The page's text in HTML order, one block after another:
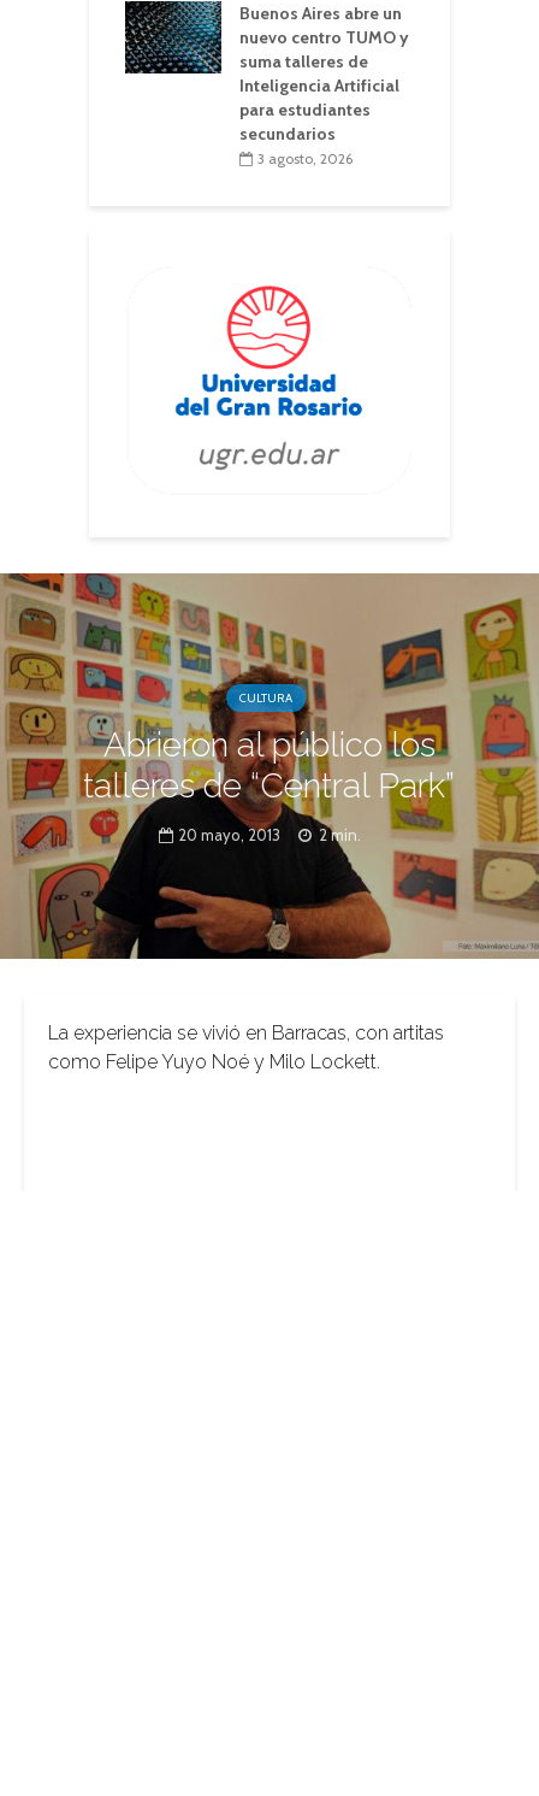
Buenos Aires abre un
nuevo centro TUMO y
suma talleres de
Inteligencia Artificial
para estudiantes
secundarios
3 agosto, 2026
CULTURA
Abrieron al público los
talleres de “Central Park”
20 mayo, 2013 2 min.
La experiencia se vivió en Barracas, con artitas
como Felipe Yuyo Noé y Milo Lockett.